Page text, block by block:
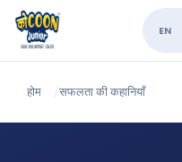
EN
होम /सफलता की कहानियाँ